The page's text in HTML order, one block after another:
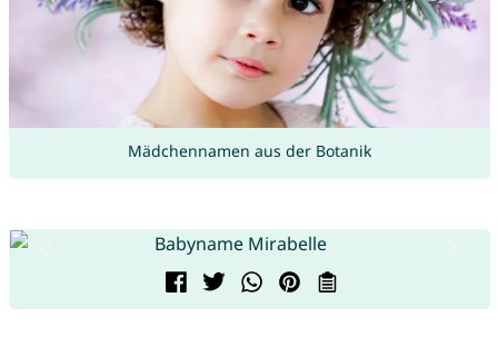
Mädchennamen aus der Botanik